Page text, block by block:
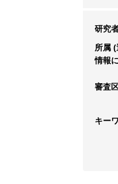
研究
所属
情報
審査
キー